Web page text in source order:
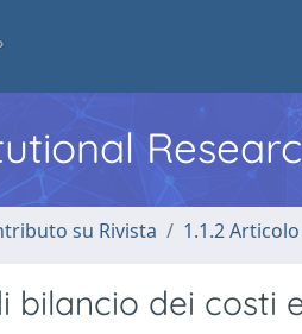
su Rivista 1.1.2
bilancio dei costi